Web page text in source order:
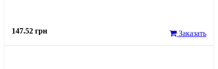
147.52 грн Заказать